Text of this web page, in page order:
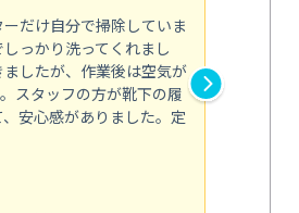
だけ自分で掃除していま
っかり洗ってくれまし
したが、作業後は空気が
スタッフの方が靴下の履
安心感がありました。定